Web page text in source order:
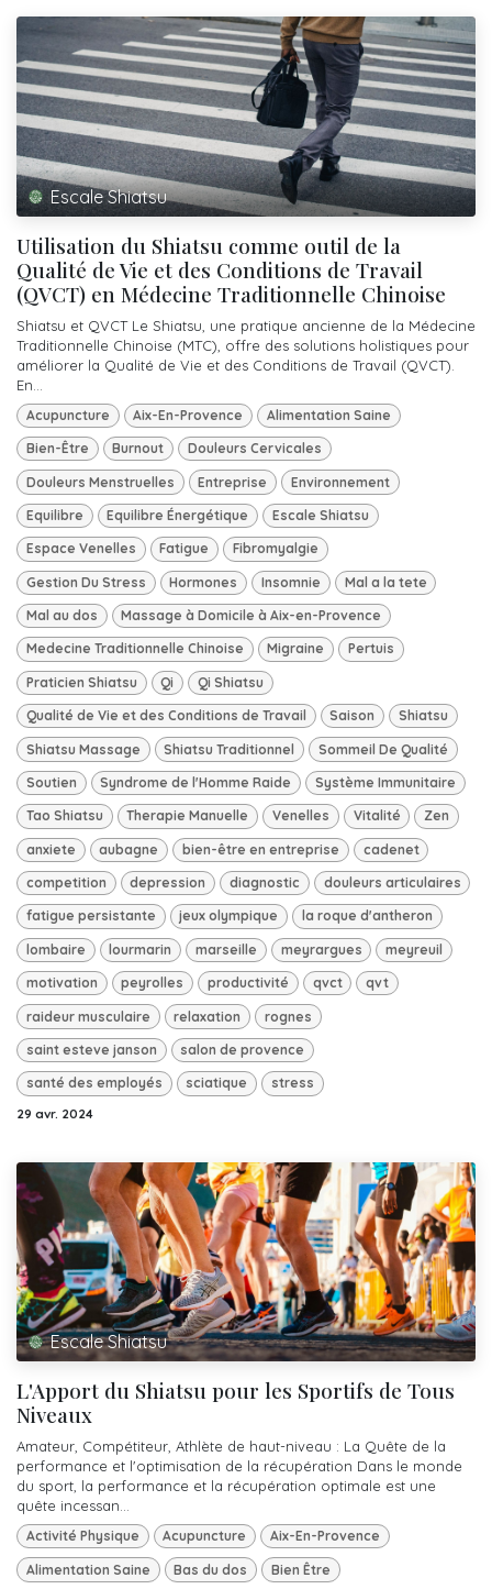
Escale Shiatsu
Utilisation du Shiatsu comme outil de la
Qualité de Vie et des Conditions de Travail
(QVCT) en Médecine Traditionnelle Chinoise
Shiatsu et QVCT Le Shiatsu, une pratique ancienne de la Médecine
Traditionnelle Chinoise (MTC), offre des solutions holistiques pour
améliorer la Qualité de Vie et des Conditions de Travail (QVCT).
En...
Acupuncture Aix-En-Provence Alimentation Saine
Bien-Être Burnout Douleurs Cervicales
Douleurs Menstruelles Entreprise Environnement
Equilibre Equilibre Énergétique Escale Shiatsu
Espace Venelles Fatigue Fibromyalgie
Gestion Du Stress Hormones Insomnie Mal a la tete
Mal au dos Massage à Domicile à Aix-en-Provence
Medecine Traditionnelle Chinoise Migraine Pertuis
Praticien Shiatsu Qi Qi Shiatsu
Qualité de Vie et des Conditions de Travail Saison Shiatsu
Shiatsu Massage Shiatsu Traditionnel Sommeil De Qualité
Soutien Syndrome de l'Homme Raide Système Immunitaire
Tao Shiatsu Therapie Manuelle Venelles Vitalité Zen
anxiete aubagne bien-être en entreprise cadenet
competition depression diagnostic douleurs articulaires
fatigue persistante jeux olympique la roque d'antheron
lombaire lourmarin marseille meyrargues meyreuil
motivation peyrolles productivité qvct qvt
raideur musculaire relaxation rognes
saint esteve janson salon de provence
santé des employés sciatique stress
29 avr. 2024
Escale Shiatsu
L'Apport du Shiatsu pour les Sportifs de Tous
Niveaux
Amateur, Compétiteur, Athlète de haut-niveau : La Quête de la
performance et l'optimisation de la récupération Dans le monde
du sport, la performance et la récupération optimale est une
quête incessan...
Activité Physique Acupuncture Aix-En-Provence
Alimentation Saine Bas du dos Bien Être